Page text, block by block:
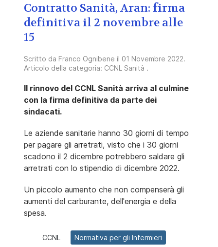
Contratto Sanità, Aran: firma
definitiva il 2 novembre alle
15
Scritto da Franco Ognibene il 01 Novembre 2022.
Articolo della categoria: CCNL Sanità .
Il rinnovo del CCNL Sanità arriva al culmine
con la firma definitiva da parte dei
sindacati.
Le aziende sanitarie hanno 30 giorni di tempo
per pagare gli arretrati, visto che i 30 giorni
scadono il 2 dicembre potrebbero saldare gli
arretrati con lo stipendio di dicembre 2022.
Un piccolo aumento che non compenserà gli
aumenti del carburante, dell'energia e della
spesa.
CCNL Normativa per gli Infermieri